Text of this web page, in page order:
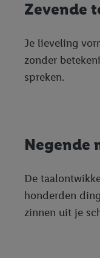
Zevende
Je lieveling
zonder
spreken.
Negende
De
honderden
zinnen uit je